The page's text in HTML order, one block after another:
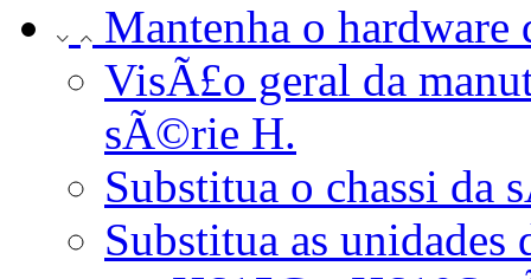
Mantenha o
VisÃ£o geral da
sÃ©rie H.
Substitua o chassi da
Substitua as